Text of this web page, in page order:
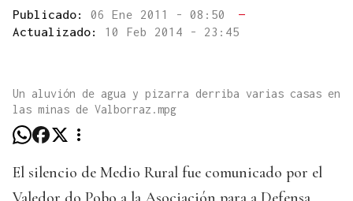
Publicado: 06 Ene 2011 - 08:50
—
Actualizado: 10 Feb 2014 - 23:45
Un aluvión de agua y pizarra derriba varias casas en
las minas de Valborraz.mpg
El silencio de Medio Rural fue comunicado por el